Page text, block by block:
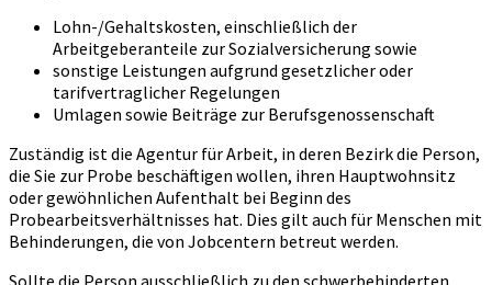
Lohn-/Gehaltskosten, einschließlich der
Arbeitgeberanteile zur Sozialversicherung sowie
sonstige Leistungen aufgrund gesetzlicher oder
tarifvertraglicher Regelungen
Umlagen sowie Beiträge zur Berufsgenossenschaft
Zuständig ist die Agentur für Arbeit, in deren Bezirk die Person,
die Sie zur Probe beschäftigen wollen, ihren Hauptwohnsitz
oder gewöhnlichen Aufenthalt bei Beginn des
Probearbeitsverhältnisses hat. Dies gilt auch für Menschen mit
Behinderungen, die von Jobcentern betreut werden.